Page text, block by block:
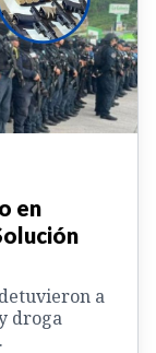
en
a
droga